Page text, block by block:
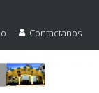
Contactanos